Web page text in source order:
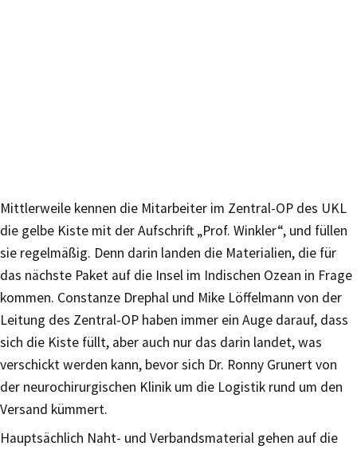
Mittlerweile kennen die Mitarbeiter im Zentral-OP des UKL
die gelbe Kiste mit der Aufschrift „Prof. Winkler“, und füllen
sie regelmäßig. Denn darin landen die Materialien, die für
das nächste Paket auf die Insel im Indischen Ozean in Frage
kommen. Constanze Drephal und Mike Löffelmann von der
Leitung des Zentral-OP haben immer ein Auge darauf, dass
sich die Kiste füllt, aber auch nur das darin landet, was
verschickt werden kann, bevor sich Dr. Ronny Grunert von
der neurochirurgischen Klinik um die Logistik rund um den
Versand kümmert.
Hauptsächlich Naht- und Verbandsmaterial gehen auf die